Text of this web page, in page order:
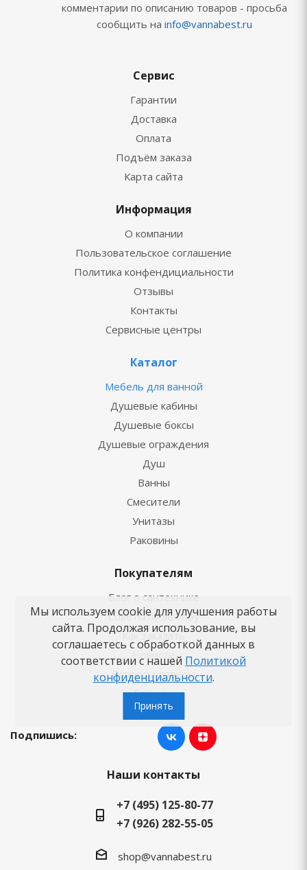
комментарии по описанию товаров - просьба
сообщить на info@vannabest.ru
Сервис
Гарантии
Доставка
Оплата
Подъём заказа
Карта сайта
Информация
О компании
Пользовательское соглашение
Политика конфендициальности
Отзывы
Контакты
Сервисные центры
Каталог
Мебель для ванной
Душевые кабины
Душевые боксы
Душевые ограждения
Душ
Ванны
Смесители
Унитазы
Раковины
Покупателям
Блог о сантехнике
Советы по выбору
Как заказать
Новости
Вопросы-ответы
Бренды
Подпишись:
Наши контакты
+7 (495) 125-80-77
+7 (926) 282-55-05
shop@vannabest.ru
Мы используем cookie для улучшения работы
сайта. Продолжая использование, вы
соглашаетесь с обработкой данных в
соответствии с нашей Политикой
конфиденциальности.
Принять